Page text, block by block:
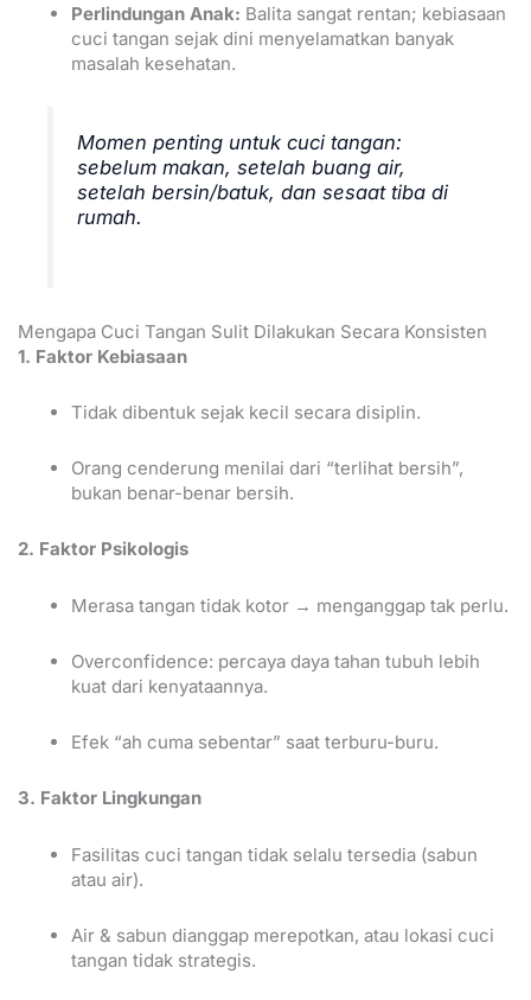
Perlindungan Anak: Balita sangat rentan; kebiasaan
cuci tangan sejak dini menyelamatkan banyak
masalah kesehatan.
Momen penting untuk cuci tangan:
sebelum makan, setelah buang air,
setelah bersin/batuk, dan sesaat tiba di
rumah.
Mengapa Cuci Tangan Sulit Dilakukan Secara Konsisten
1. Faktor Kebiasaan
Tidak dibentuk sejak kecil secara disiplin.
Orang cenderung menilai dari “terlihat bersih”,
bukan benar-benar bersih.
2. Faktor Psikologis
Merasa tangan tidak kotor → menganggap tak perlu.
Overconfidence: percaya daya tahan tubuh lebih
kuat dari kenyataannya.
Efek “ah cuma sebentar” saat terburu-buru.
3. Faktor Lingkungan
Fasilitas cuci tangan tidak selalu tersedia (sabun
atau air).
Air & sabun dianggap merepotkan, atau lokasi cuci
tangan tidak strategis.